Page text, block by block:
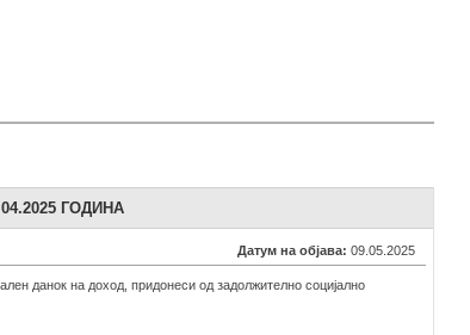
ГОДИНА
Датум на објава: 09.05.2025
данок на доход, придонеси од задолжително социјално